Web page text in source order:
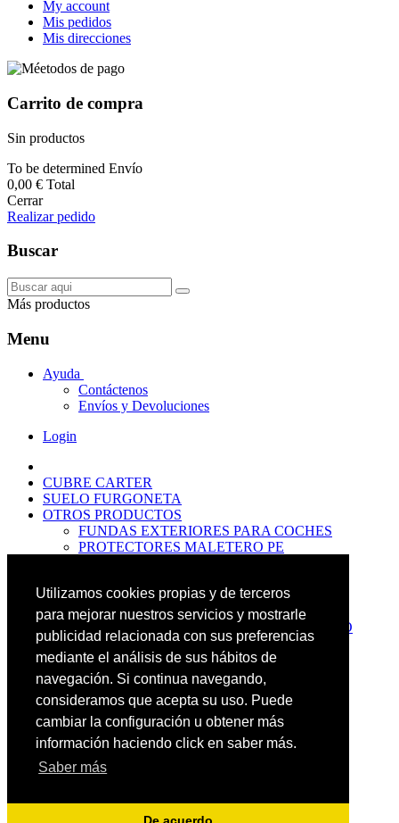
Utilizamos cookies propias y de terceros
para mejorar nuestros servicios y mostrarle
publicidad relacionada con sus preferencias
mediante el análisis de sus hábitos de
navegación. Si continua navegando,
consideramos que acepta su uso. Puede
cambiar la configuración u obtener más
información haciendo click en saber más.
Saber más
My account
Mis pedidos
Mis direcciones
Carrito de compra
Sin productos
To be determined Envío
0,00 € Total
Cerrar
Realizar pedido
Buscar
Más productos
Menu
Ayuda
Contáctenos
Envíos y Devoluciones
Login
CUBRE CARTER
SUELO FURGONETA
OTROS PRODUCTOS
FUNDAS EXTERIORES PARA COCHES
PROTECTORES MALETERO PE
PREMIUM
PROTECTORES MALETERO PE
PROTECTORES DE MALETERO CAUCHO
BASIC
ALFOMBRILLAS GOMA PREMIUM
ALFOMBRILLAS GOMA BASIC
OFERTAS
NOVEDADES
CONTACTO
Carrito 0